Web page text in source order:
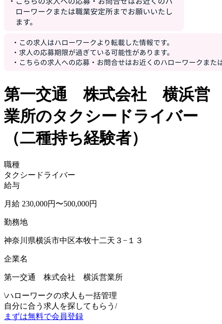
第一交通 株式会社 横浜営
業所のタクシードライバー
（二種持ち経験者）
職種
タクシードライバー
給与
月給 230,000円〜500,000円
勤務地
神奈川県横浜市中区本牧十二天３−１３
企業名
第一交通 株式会社 横浜営業所
\ハローワークの求人も一括管理
自分に合う求人を探してもらう /
まずは無料で会員登録